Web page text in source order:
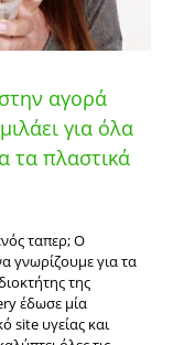
αγορά
για όλα
τα πλαστικά
ταπερ; Ο
γνωρίζουμε για τα
της
έδωσε μία
site υγείας και